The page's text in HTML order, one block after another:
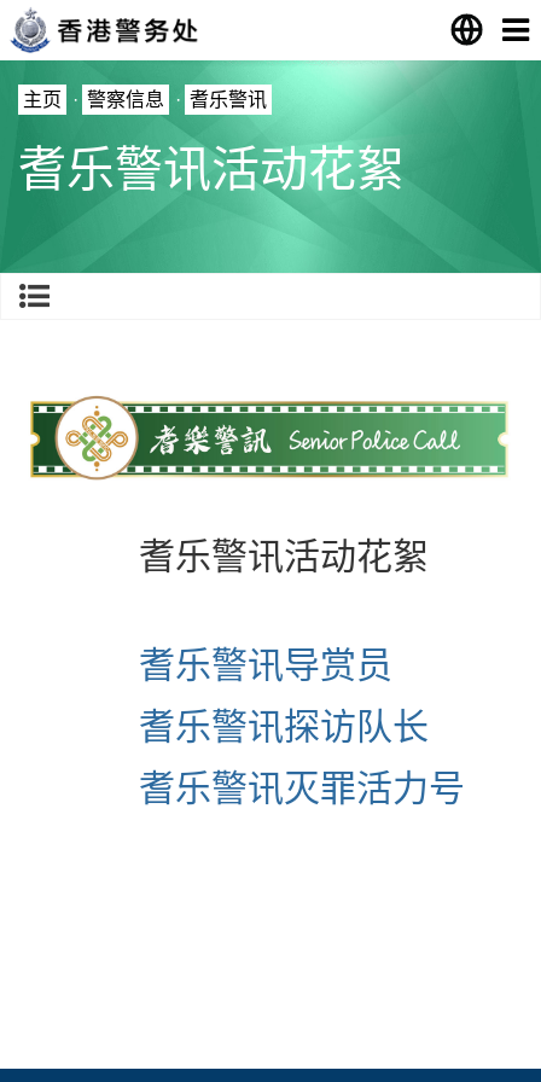
主页 · 警察信息 · 耆乐警讯
耆乐警讯活动花絮
耆乐警讯活动花絮
耆乐警讯导赏员
耆乐警讯探访队长
耆乐警讯灭罪活力号